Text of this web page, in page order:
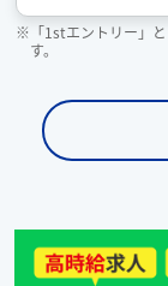
※「1stエントリー」と
す。